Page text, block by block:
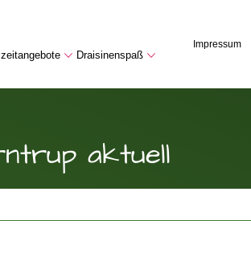
Draisinenspaß
Impressum
aktuell